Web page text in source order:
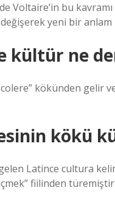
Voltaire’in bu
yeni bir anlam
kültür ne
kökünden gelir
kökü
Latince cultura
fiilinden